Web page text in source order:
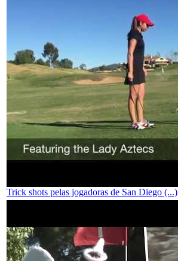
Trick shots pelas jogadoras de San Diego (...)